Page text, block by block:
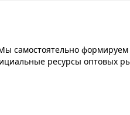
самостоятельно
ресурсы оптовых